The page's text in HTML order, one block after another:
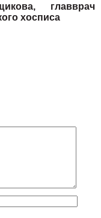
главврач
хосписа